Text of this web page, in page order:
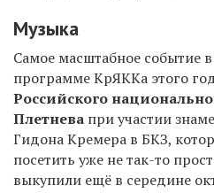
Музыка
Самое масштабное событие
программе КрЯККа этого
Российского
Плетнева при участии
Гидона Кремера в БКЗ,
посетить уже не так-то
выкупили ещё в середине